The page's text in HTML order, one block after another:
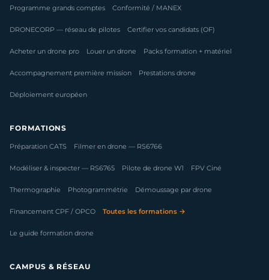
Programme grands comptes Conformité / MANEX
DRONECORP — réseau de pilotes Certifier vos candidats (OF)
Acheter un drone pro Louer un drone Packs formation + matériel
Accompagnement première mission Prestations drone
Déploiement européen
FORMATIONS
Préparation CATS Filmer en drone — RS6766
Modéliser & inspecter — RS6765 Pilote de drone W1 FPV Ciné
Thermographie Photogrammétrie Démoussage par drone
Financement CPF / OPCO Toutes les formations →
Le guide formation drone
CAMPUS & RÉSEAU